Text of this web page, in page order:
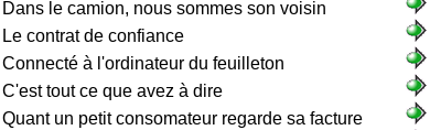
Dans le camion, nous sommes son voisin
Le contrat de confiance
Connecté à l'ordinateur du feuilleton
C'est tout ce que avez à dire
Quant un petit consomateur regarde sa facture